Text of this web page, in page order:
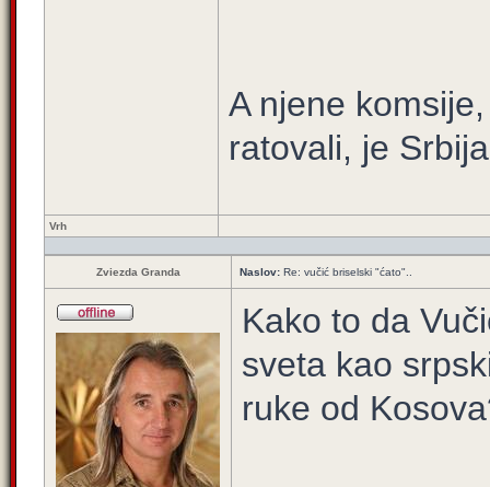
A njene
ratovali, je
Vrh
Zviezda Granda Naslov: Re: vučić briselski "ćato"..
Kako to da
sveta kao
ruke od